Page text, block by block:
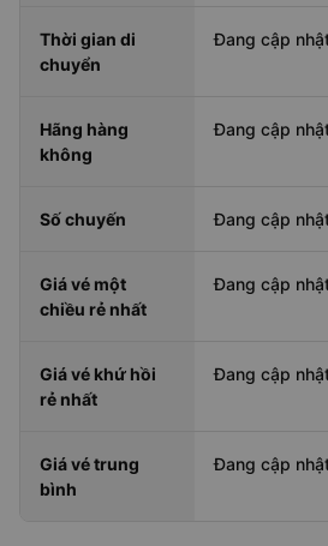
Thời gian di
chuyển
Đang cập
Hãng hàng
không
Đang cập
Số chuyến Đang cập
Giá vé một
chiều rẻ nhất
Đang cập
Giá vé khứ hồi
rẻ nhất
Đang cập
Giá vé trung
bình
Đang cập